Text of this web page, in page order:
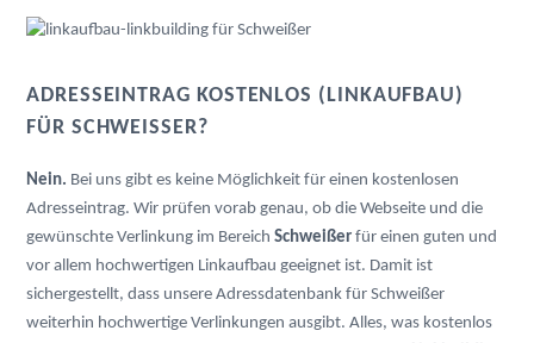
ADRESSEINTRAG KOSTENLOS (LINKAUFBAU)
FÜR SCHWEISSER?
Nein. Bei uns gibt es keine Möglichkeit für einen kostenlosen
Adresseintrag. Wir prüfen vorab genau, ob die Webseite und die
gewünschte Verlinkung im Bereich Schweißer für einen guten und
vor allem hochwertigen Linkaufbau geeignet ist. Damit ist
sichergestellt, dass unsere Adressdatenbank für Schweißer
weiterhin hochwertige Verlinkungen ausgibt. Alles, was kostenlos